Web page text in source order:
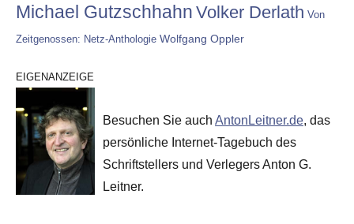
Michael Gutzschhahn Volker Derlath Von
Zeitgenossen: Netz-Anthologie Wolfgang Oppler
EIGENANZEIGE
Besuchen Sie auch AntonLeitner.de, das
persönliche Internet-Tagebuch des
Schriftstellers und Verlegers Anton G.
Leitner.